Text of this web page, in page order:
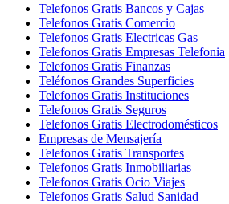
Telefonos Gratis Bancos y Cajas
Telefonos Gratis Comercio
Telefonos Gratis Electricas Gas
Telefonos Gratis Empresas Telefonia
Telefonos Gratis Finanzas
Teléfonos Grandes Superficies
Telefonos Gratis Instituciones
Telefonos Gratis Seguros
Telefonos Gratis Electrodomésticos
Empresas de Mensajería
Telefonos Gratis Transportes
Telefonos Gratis Inmobiliarias
Telefonos Gratis Ocio Viajes
Telefonos Gratis Salud Sanidad